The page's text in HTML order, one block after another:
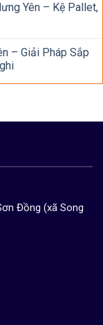
Yên – Kệ Pallet,
– Giải Pháp Sắp
Đồng (xã Song